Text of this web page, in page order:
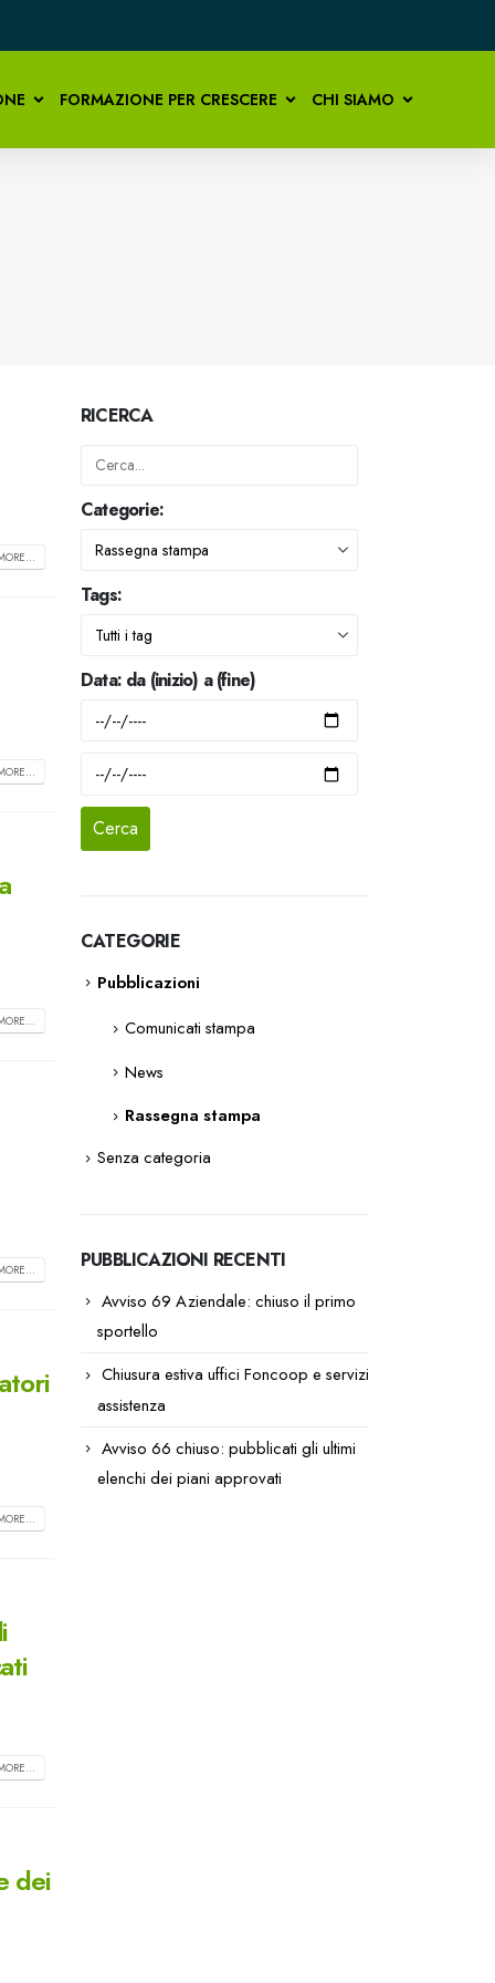
FORMAZIONE PER CRESCERE CHI SIAMO
dei
RICERCA
Categorie:
Tags:
Data: da (inizio) a (fine)
CATEGORIE
Pubblicazioni
Comunicati stampa
News
Rassegna stampa
Senza categoria
PUBBLICAZIONI RECENTI
Avviso 69 Aziendale: chiuso il primo
sportello
Chiusura estiva uffici Foncoop e servizi
assistenza
Avviso 66 chiuso: pubblicati gli ultimi
elenchi dei piani approvati